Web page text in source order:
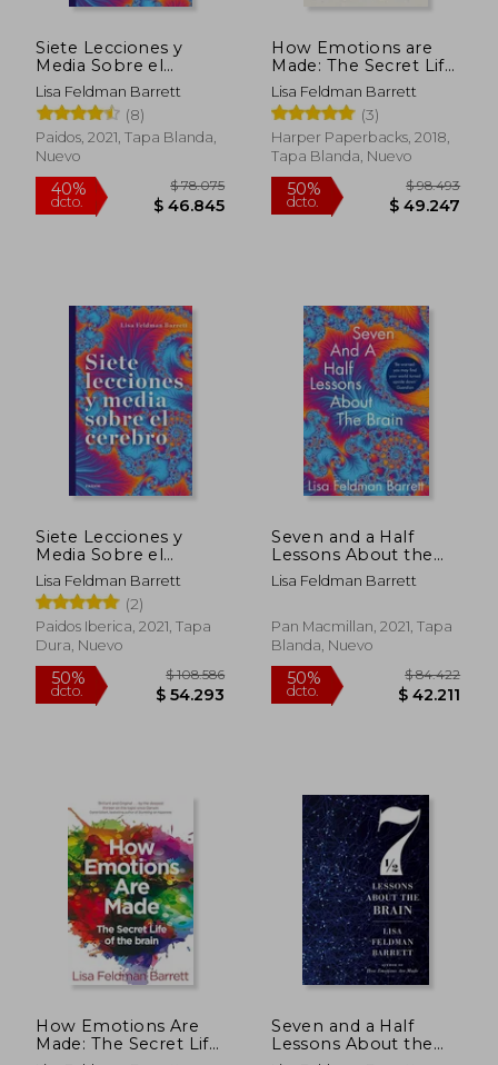
Siete Lecciones y
Media Sobre el
Cerebro
Lisa Feldman Barrett
(8)
Paidos, 2021, Tapa Blanda,
Nuevo
40%
dcto.
$ 78.075
$ 46.845
How Emotions are
Made: The Secret Life
of the Brain (en
Inglés)
Lisa Feldman Barrett
(3)
Harper Paperbacks, 2018,
Tapa Blanda, Nuevo
50%
dcto.
Siete Lecciones y
Media Sobre el
Cerebro
Lisa Feldman Barrett
(2)
Paidos Iberica, 2021, Tapa
Dura, Nuevo
50%
dcto.
$ 108.586
$ 54.293
Seven and a Half
Lessons About the
Brain (en Inglés)
Lisa Feldman Barrett
Pan Macmillan, 2021, Tapa
Blanda, Nuevo
50%
dcto.
How Emotions Are
Made: The Secret Life
Seven and a Half
Lessons About the